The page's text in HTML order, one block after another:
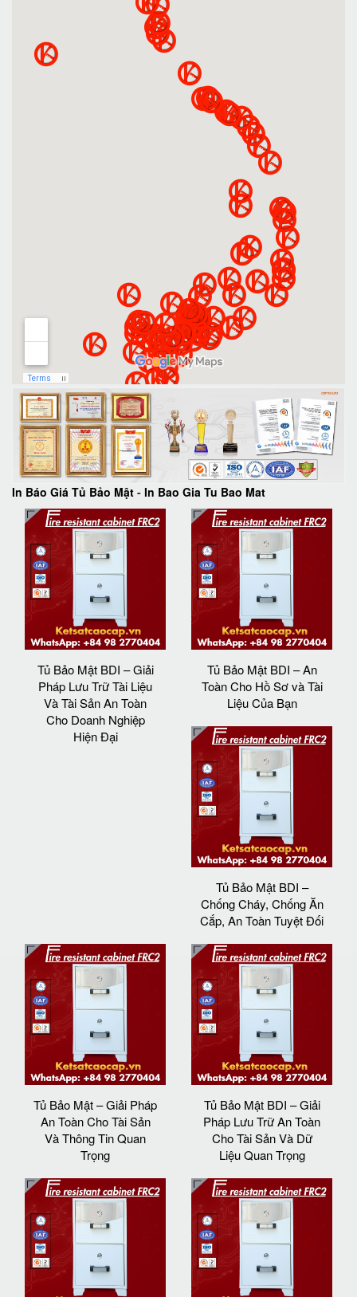
In Báo Giá Tủ Bảo Mật - In Bao Gia Tu Bao Mat
Tủ Bảo Mật BDI – Giải
Pháp Lưu Trữ Tài Liệu
Và Tài Sản An Toàn
Cho Doanh Nghiệp
Hiện Đại
Tủ Bảo Mật BDI – An
Toàn Cho Hồ Sơ và Tài
Liệu Của Bạn
Tủ Bảo Mật BDI –
Chống Cháy, Chống Ăn
Cắp, An Toàn Tuyệt Đối
Tủ Bảo Mật – Giải Pháp
An Toàn Cho Tài Sản
Và Thông Tin Quan
Trọng
Tủ Bảo Mật BDI – Giải
Pháp Lưu Trữ An Toàn
Cho Tài Sản Và Dữ
Liệu Quan Trọng